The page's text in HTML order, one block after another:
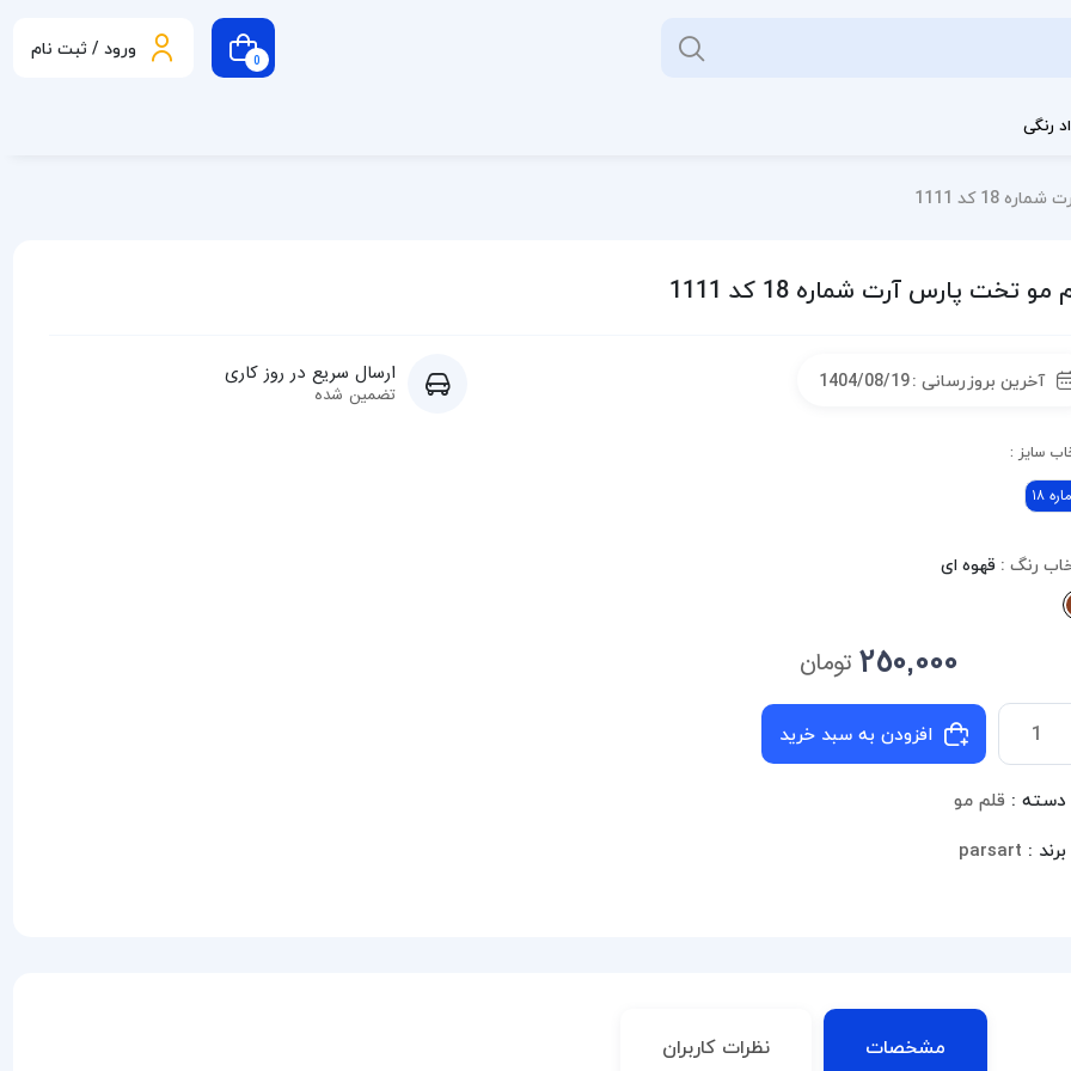
0 ورود / ثبت نام
رنگی
18 کد 1111
مو تخت پارس آرت شماره 18 کد 1111
آخرین بروزرسانی :1404/08/19
سایز :
18
رنگ : قهوه ای
250,000 تومان
افزودن به سبد خرید
دسته : قلم مو
برند : parsart
ارسال سریع در روز کاری
تضمین شده
مشخصات نظرات کاربران